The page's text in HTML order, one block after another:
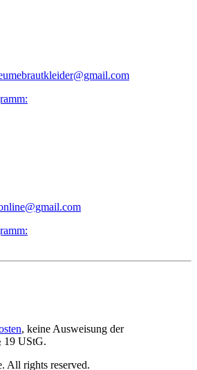
, keine Ausweisung der
19 UStG.
All rights reserved.